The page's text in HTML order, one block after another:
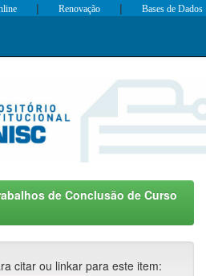
| Renovação | Bases de Dados
de Conclusão de Curso
citar ou linkar para este item: